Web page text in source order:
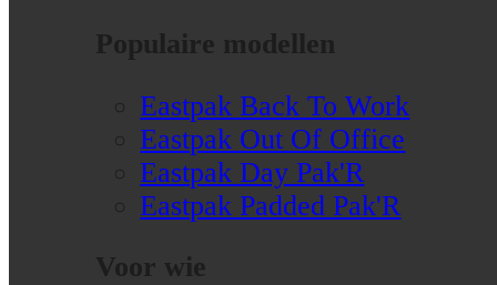
Populaire modellen
Eastpak Back To Work
Eastpak Out Of Office
Eastpak Day Pak'R
Eastpak Padded Pak'R
Voor wie